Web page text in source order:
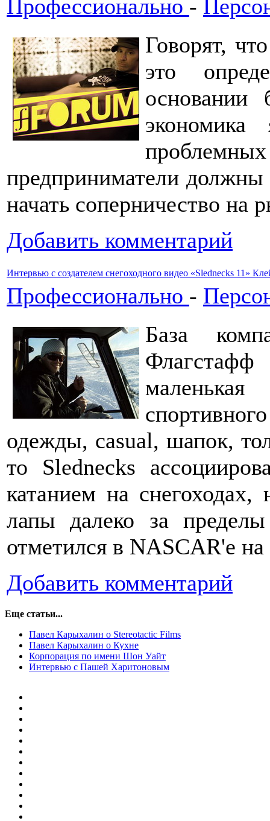
Профессионально -
Говорят,
это
основании
предприниматели
начать соперничество на
Добавить комментарий
Интервью с создателем снегоходного видео «Slednecks 11»
Профессионально -
База
одежды, casual, шапок,
то Slednecks
катанием на
лапы далеко за
отметился в NASCAR'e
Добавить комментарий
Еще статьи...
Павел Карыхалин о Stereotactic Films
Павел Карыхалин о Кухне
Корпорация по имени Шон Уайт
Интервью с Пашей Харитоновым